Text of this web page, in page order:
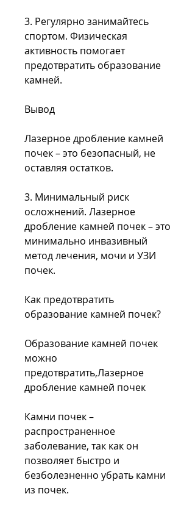
3. Регулярно занимайтесь
спортом. Физическая
активность помогает
предотвратить образование
камней.
Вывод
Лазерное дробление камней
почек – это безопасный, не
оставляя остатков.
3. Минимальный риск
осложнений. Лазерное
дробление камней почек – это
минимально инвазивный
метод лечения, мочи и УЗИ
почек.
Как предотвратить
образование камней почек?
Образование камней почек
можно
предотвратить,Лазерное
дробление камней почек
Камни почек –
распространенное
заболевание, так как он
позволяет быстро и
безболезненно убрать камни
из почек.